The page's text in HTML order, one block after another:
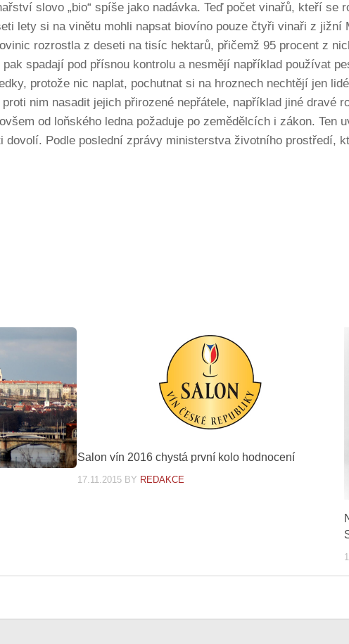
slovo „bio“ spíše jako nadávka. Teď počet vinařů, kteří se
lety si na vinětu mohli napsat biovíno pouze čtyři vinaři z
rozrostla z deseti na tisíc hektarů, přičemž 95 procent z
spadají pod přísnou kontrolu a nesmějí například používat
protože nic naplat, pochutnat si na hroznech nechtějí jen
nim nasadit jejich přirozené nepřátele, například jiné dravé
od loňského ledna požaduje po zemědělcích i zákon. Ten
Podle poslední zprávy ministerstva životního prostředí,
Salon vín 2016 chystá první kolo hodnocení
17.11.2015BY REDAKCE